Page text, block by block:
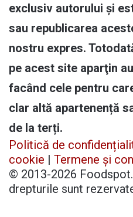
exclusiv autorului și
sau republicarea
nostru expres.
pe acest site aparţin
facând cele pentru
clar altă apartenență
de la terți.
Politică de
cookie | Termene și
© 2013-2026
drepturile sunt